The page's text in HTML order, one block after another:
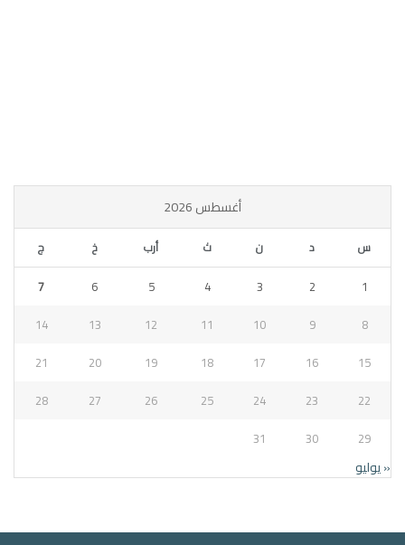
أغسطس 2026
س د ن ث أرب خ ج
1
2
3
4
5
6
7
8
9
10
11
12
13
14
15
16
17
18
19
20
21
22
23
24
25
26
27
28
29
30
31
« يوليو